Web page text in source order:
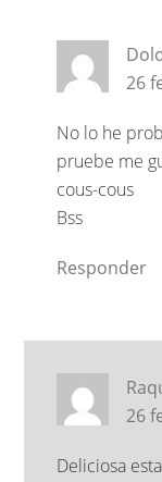
26
No lo he
pruebe me
cous-cous
Bss
Responder
26
Deliciosa